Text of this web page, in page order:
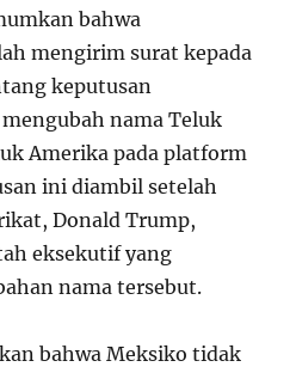
bahwa
mengirim surat kepada
keputusan
nama Teluk
Amerika pada platform
ini diambil setelah
Donald Trump,
eksekutif yang
nama tersebut.
bahwa Meksiko tidak